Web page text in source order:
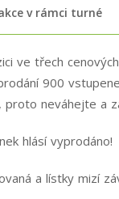
v rámci turné
ve třech
900
neváhejte a
hlásí vyprodáno!
a lístky mizí